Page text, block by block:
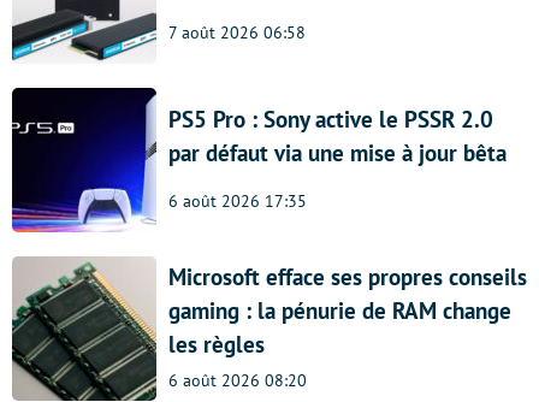
7 août 2026 06:58
PS5 Pro : Sony active le PSSR 2.0
par défaut via une mise à jour bêta
6 août 2026 17:35
Microsoft efface ses propres conseils
gaming : la pénurie de RAM change
les règles
6 août 2026 08:20